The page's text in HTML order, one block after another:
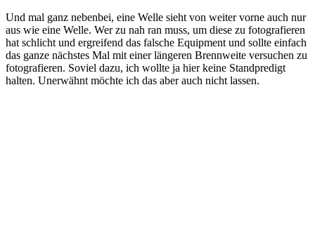
Und mal ganz nebenbei, eine Welle sieht von weiter vorne auch nur
aus wie eine Welle. Wer zu nah ran muss, um diese zu fotografieren
hat schlicht und ergreifend das falsche Equipment und sollte einfach
das ganze nächstes Mal mit einer längeren Brennweite versuchen zu
fotografieren. Soviel dazu, ich wollte ja hier keine Standpredigt
halten. Unerwähnt möchte ich das aber auch nicht lassen.